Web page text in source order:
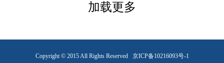
加载更多
Copyright © 2015 All Rights Reserved 京ICP备10216093号-1